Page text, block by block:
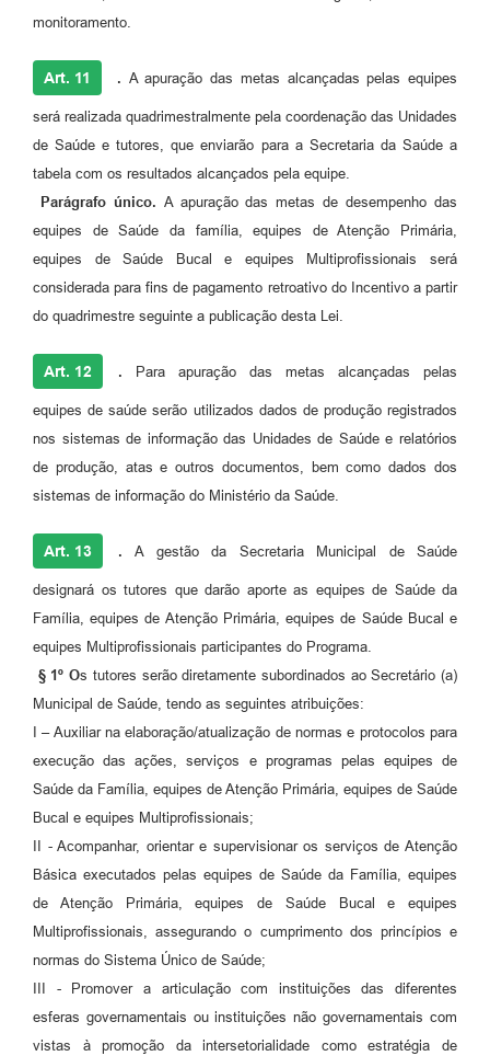
monitoramento.
Art. 11 . A apuração das metas alcançadas pelas equipes
será realizada quadrimestralmente pela coordenação das Unidades
de Saúde e tutores, que enviarão para a Secretaria da Saúde a
tabela com os resultados alcançados pela equipe.
Parágrafo único. A apuração das metas de desempenho das
equipes de Saúde da família, equipes de Atenção Primária,
equipes de Saúde Bucal e equipes Multiprofissionais será
considerada para fins de pagamento retroativo do Incentivo a partir
do quadrimestre seguinte a publicação desta Lei.
Art. 12 . Para apuração das metas alcançadas pelas
equipes de saúde serão utilizados dados de produção registrados
nos sistemas de informação das Unidades de Saúde e relatórios
de produção, atas e outros documentos, bem como dados dos
sistemas de informação do Ministério da Saúde.
Art. 13 .A gestão da Secretaria Municipal de Saúde
designará os tutores que darão aporte as equipes de Saúde da
Família, equipes de Atenção Primária, equipes de Saúde Bucal e
equipes Multiprofissionais participantes do Programa.
§ 1º Os tutores serão diretamente subordinados ao Secretário (a)
Municipal de Saúde, tendo as seguintes atribuições:
I – Auxiliar na elaboração/atualização de normas e protocolos para
execução das ações, serviços e programas pelas equipes de
Saúde da Família, equipes de Atenção Primária, equipes de Saúde
Bucal e equipes Multiprofissionais;
II - Acompanhar, orientar e supervisionar os serviços de Atenção
Básica executados pelas equipes de Saúde da Família, equipes
de Atenção Primária, equipes de Saúde Bucal e equipes
Multiprofissionais, assegurando o cumprimento dos princípios e
normas do Sistema Único de Saúde;
III - Promover a articulação com instituições das diferentes
esferas governamentais ou instituições não governamentais com
vistas à promoção da intersetorialidade como estratégia de